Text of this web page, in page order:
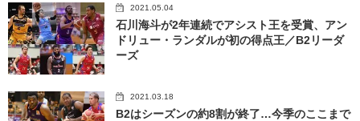
2021.05.04
石川海斗が2年連続でアシスト王を受賞、アン
ドリュー・ランダルが初の得点王／B2リーダ
ーズ
2021.03.18
B2はシーズンの約8割が終了…今季のここまで